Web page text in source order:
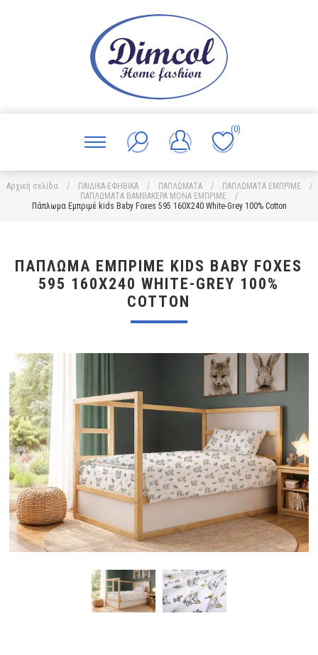
(0)
Αρχική σελίδα / ΠΑΙΔΙΚΑ-ΕΦΗΒΙΚΑ / ΠΑΠΛΩΜΑΤΑ / ΠΑΠΛΩΜΑΤΑ ΕΜΠΡΙΜΕ
/
ΠΑΠΛΩΜΑΤΑ ΒΑΜΒΑΚΕΡΑ ΜΟΝΑ ΕΜΠΡΙΜΕ
/
Πάπλωμα Εμπριμέ kids Baby Foxes 595 160X240 White-Grey 100% Cotton
ΠΆΠΛΩΜΑ ΕΜΠΡΙΜΈ KIDS BABY FOXES
595 160X240 WHITE-GREY 100%
COTTON